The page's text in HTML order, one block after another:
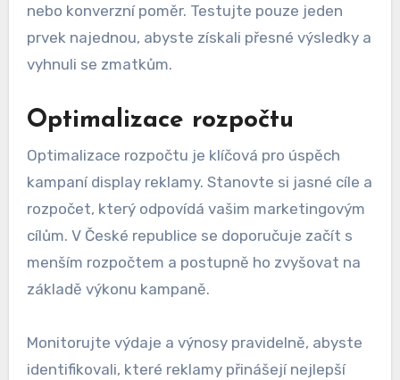
nebo konverzní poměr. Testujte pouze jeden
prvek najednou, abyste získali přesné výsledky a
vyhnuli se zmatkům.
Optimalizace rozpočtu
Optimalizace rozpočtu je klíčová pro úspěch
kampaní display reklamy. Stanovte si jasné cíle a
rozpočet, který odpovídá vašim marketingovým
cílům. V České republice se doporučuje začít s
menším rozpočtem a postupně ho zvyšovat na
základě výkonu kampaně.
Monitorujte výdaje a výnosy pravidelně, abyste
identifikovali, které reklamy přinášejí nejlepší